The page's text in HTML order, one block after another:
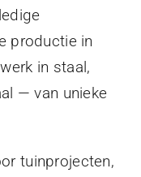
productie in
in staal,
— van unieke
tuinprojecten,